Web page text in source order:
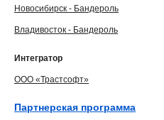
Новосибирск - Бандероль
Владивосток - Бандероль
Интегратор
ООО «Трастсофт»
Партнерская программа